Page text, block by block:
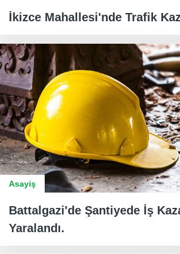
İkizce Mahallesi'nde Trafik
Asayiş
Battalgazi'de Şantiyede İş
Yaralandı.